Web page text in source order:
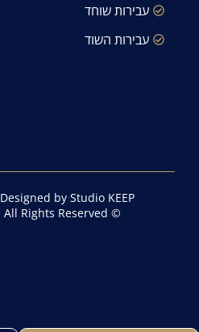
עבירות שוחד
עבירות השוד
© Copyright 2023, All Rights Reserved
Designed by Studio KEEP